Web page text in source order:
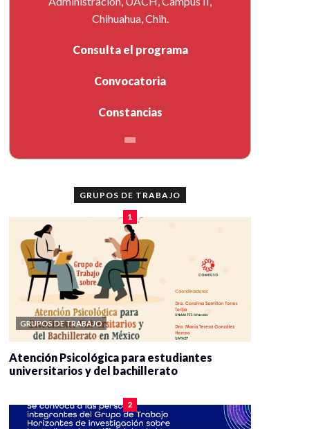
Chihuahua, Chih.
Consulta el programa
Convocatoria
Constancias
GRUPOS DE TRABAJO
1
GRUPOS DE TRABAJO
Atención Psicológica para estudiantes
universitarios y del bachillerato
2